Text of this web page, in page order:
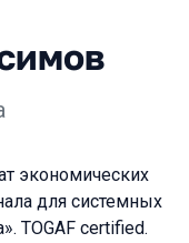
экономических
для системных
TOGAF certified.